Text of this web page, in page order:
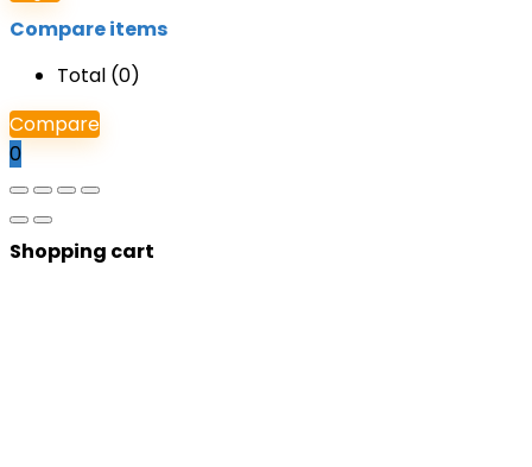
Compare items
Total (0)
Compare
0
Shopping cart